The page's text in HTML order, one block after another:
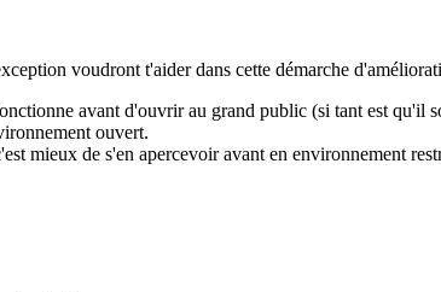
voudront t'aider dans cette démarche
avant d'ouvrir au grand public (si tant est qu'il
ouvert.
mieux de s'en apercevoir avant en environnement